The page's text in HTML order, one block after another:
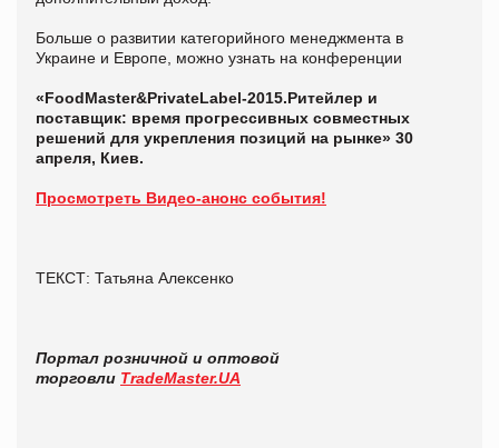
Больше о развитии категорийного менеджмента в
Украине и Европе, можно узнать на конференции
«FoodMaster&PrivateLabel-2015.Ритейлер и
поставщик: время прогрессивных совместных
решений для укрепления позиций на рынке» 30
апреля, Киев.
Просмотреть Видео-анонс события!
ТЕКСТ: Татьяна Алексенко
Портал розничной и оптовой
торговли TradeMaster.UA